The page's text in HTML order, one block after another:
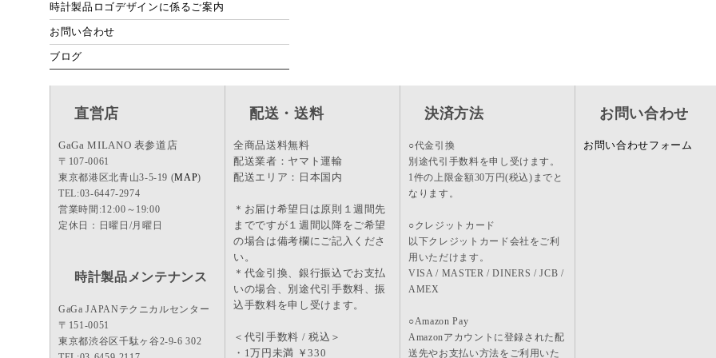
時計製品ロゴデザインに係るご案内
お問い合わせ
ブログ
直営店
GaGa MILANO 表参道店
〒107-0061
東京都港区北青山3-5-19 (MAP)
TEL:03-6447-2974
営業時間:12:00～19:00
定休日：日曜日/月曜日
時計製品メンテナンス
GaGa JAPANテクニカルセンター
〒151-0051
東京都渋谷区千駄ヶ谷2-9-6 302
配送・送料
全商品送料無料
配送業者：ヤマト運輸
配送エリア：日本国内
＊お届け希望日は原則１週間先
までですが１週間以降をご希望
の場合は備考欄にご記入くださ
い。
＊代金引換、銀行振込でお支払
いの場合、別途代引手数料、振
込手数料を申し受けます。
＜代引手数料 / 税込＞
・1万円未満 ￥330
決済方法
○代金引換
別途代引手数料を申し受けます。
1件の上限金額30万円(税込)までと
なります。
○クレジットカード
以下クレジットカード会社をご利
用いただけます。
VISA / MASTER / DINERS / JCB /
AMEX
○Amazon Pay
Amazonアカウントに登録された配
送先やお支払い方法をご利用いた
お問い合わせ
お問い合わせフォーム